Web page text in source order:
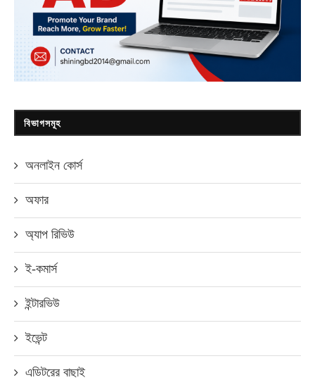
বিভাগসমূহ
অনলাইন কোর্স
অফার
অ্যাপ রিভিউ
ই-কমার্স
ইন্টারভিউ
ইভেন্ট
এডিটরের বাছাই